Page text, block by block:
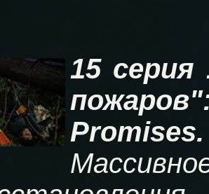
15 серия
Promises